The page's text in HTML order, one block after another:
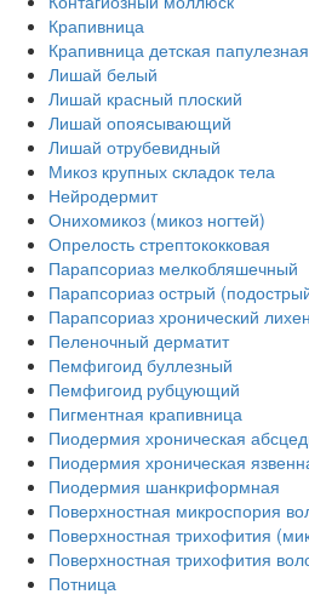
Крапивница
Крапивница детская папулезная
Лишай белый
Лишай красный плоский
Лишай опоясывающий
Лишай отрубевидный
Микоз крупных складок тела
Нейродермит
Онихомикоз (микоз ногтей)
Опрелость стрептококковая
Парапсориаз мелкобляшечный
Парапсориаз острый
Парапсориаз хронический
Пеленочный дерматит
Пемфигоид буллезный
Пемфигоид рубцующий
Пигментная крапивница
Пиодермия хроническая
Пиодермия хроническая
Пиодермия шанкриформная
Поверхностная микроспория
Поверхностная трихофития
Поверхностная трихофития
Потница